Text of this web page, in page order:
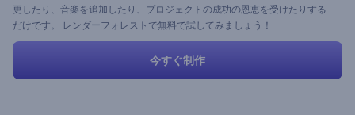
更したり、音楽を追加したり、プロジェクトの成功の恩恵を受けたりする
だけです。 レンダーフォレストで無料で試してみましょう！
今すぐ制作